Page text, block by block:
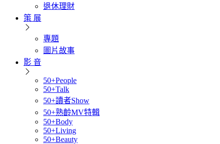
退休理財
策 展
專題
圖片故事
影 音
50+People
50+Talk
50+讀者Show
50+熟齡MV特輯
50+Body
50+Living
50+Beauty